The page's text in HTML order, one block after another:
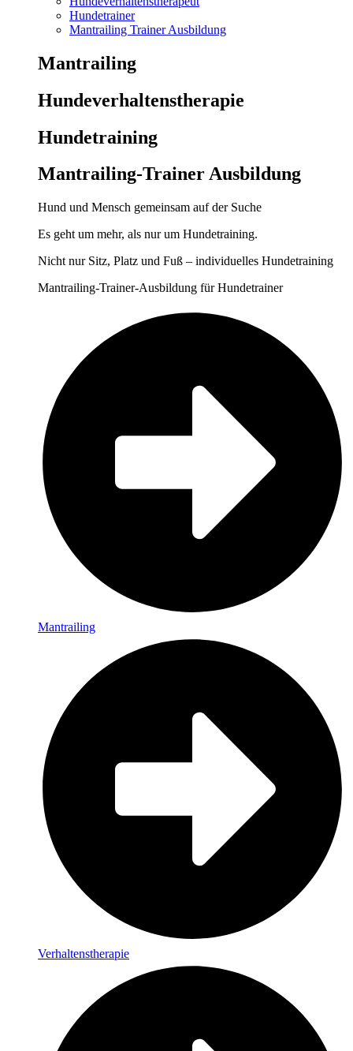
Hundetrainer
Mantrailing Trainer Ausbildung
Mantrailing
Hunde­verhaltens­therapie
Hunde­training
Mantrailing-Trainer Ausbildung
Hund und Mensch gemeinsam auf der Suche
Es geht um mehr, als nur um Hundetraining.
Nicht nur Sitz, Platz und Fuß – individuelles Hundetraining
Mantrailing-Trainer-Ausbildung für Hundetrainer
Mantrailing
Verhaltenstherapie